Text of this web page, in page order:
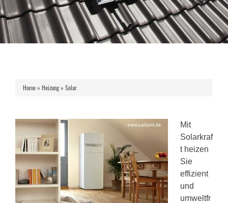
Home» Heizung» Solar
Mit
Solarkraf
t heizen
Sie
effizient
und
umweltfr